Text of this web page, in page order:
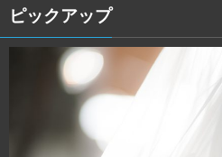
ピックアップ